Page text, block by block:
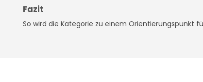
Fazit
So wird die Kategorie zu einem Orientierungspunkt